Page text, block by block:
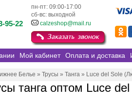
пн-пт: 09:00-17:00
сб-вс: выходной
95-22 calzeshop@mail.ru
Мой кабинет Оплата и доставка
Белье » Трусы » Танга» Luce del Sole
танга оптом Luce